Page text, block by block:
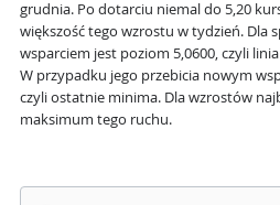
grudnia. Po dotarciu niemal do 5,20
większość tego wzrostu w tydzień. Dla
wsparciem jest poziom 5,0600, czyli
W przypadku jego przebicia nowym
czyli ostatnie minima. Dla wzrostów
maksimum tego ruchu.